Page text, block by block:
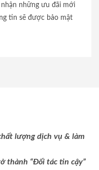
những ưu đãi mới
tin sẽ được bảo mật
lượng dịch vụ & làm
thành “Đối tác tin cậy”